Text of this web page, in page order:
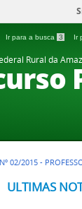
Ir para a busca 3 Ir
Rural da
02/2015 -
ULTIMAS